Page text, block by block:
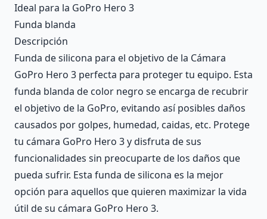
Ideal para la GoPro Hero 3
Funda blanda
Descripción
Funda de silicona para el objetivo de la Cámara
GoPro Hero 3 perfecta para proteger tu equipo. Esta
funda blanda de color negro se encarga de recubrir
el objetivo de la GoPro, evitando así posibles daños
causados por golpes, humedad, caidas, etc. Protege
tu cámara GoPro Hero 3 y disfruta de sus
funcionalidades sin preocuparte de los daños que
pueda sufrir. Esta funda de silicona es la mejor
opción para aquellos que quieren maximizar la vida
útil de su cámara GoPro Hero 3.